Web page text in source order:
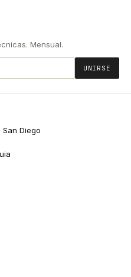
Mensual.
UNIRSE
Diego